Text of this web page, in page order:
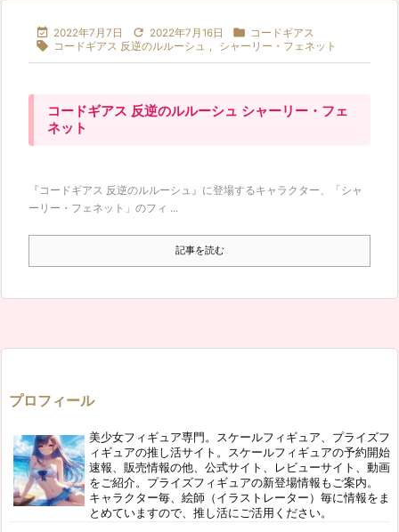
 2022年7月7日  2022年7月16日  コードギアス
 コードギアス 反逆のルルーシュ , シャーリー・フェネット
コードギアス 反逆のルルーシュ シャーリー・フェ
ネット
『コードギアス 反逆のルルーシュ』に登場するキャラクター、「シャ
ーリー・フェネット」のフィ ...
記事を読む
プロフィール
美少女フィギュア専門。スケールフィギュア、プライズフ
ィギュアの推し活サイト。スケールフィギュアの予約開始
速報、販売情報の他、公式サイト、レビューサイト、動画
をご紹介。プライズフィギュアの新登場情報もご案内。
キャラクター毎、絵師（イラストレーター）毎に情報をま
とめていますので、推し活にご活用ください。